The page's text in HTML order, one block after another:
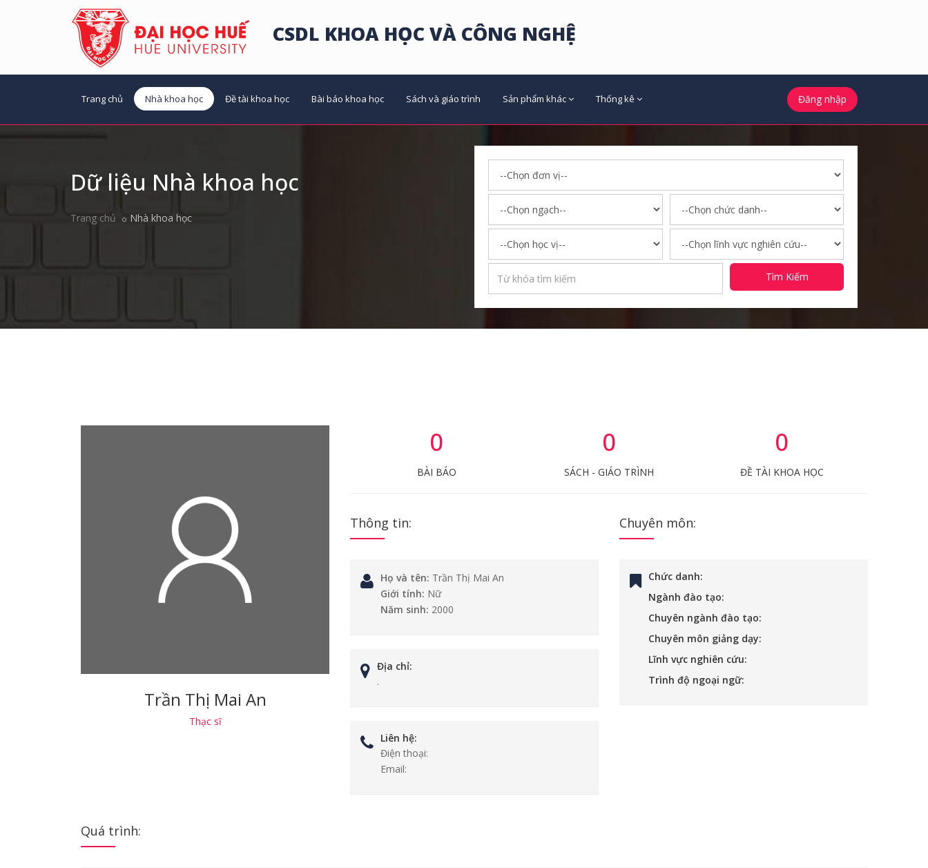
CSDL KHOA HỌC VÀ CÔNG NGHỆ
Trang chủ Nhà khoa học Đề tài khoa học Bài báo khoa học Sách và giáo trình Sản phẩm khác Thống kê Đăng nhập
Dữ liệu Nhà khoa học
Trang chủ Nhà khoa học
Tìm Kiếm
Trần Thị Mai An
Thạc sĩ
0
BÀI BÁO
0
SÁCH - GIÁO TRÌNH
0
ĐỀ TÀI KHOA HỌC
Thông tin:
Họ và tên: Trần Thị Mai An
Giới tính: Nữ
Năm sinh: 2000
Địa chỉ:
.
Liên hệ:
Điện thoại:
Email:
Chuyên môn:
Chức danh:
Ngành đào tạo:
Chuyên ngành đào tạo:
Chuyên môn giảng dạy:
Lĩnh vực nghiên cứu:
Trình độ ngoại ngữ:
Quá trình: